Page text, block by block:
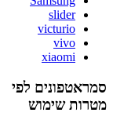
slider
victurio
vivo
xiaomi
סמראטפונים לפי
מטרות שימוש